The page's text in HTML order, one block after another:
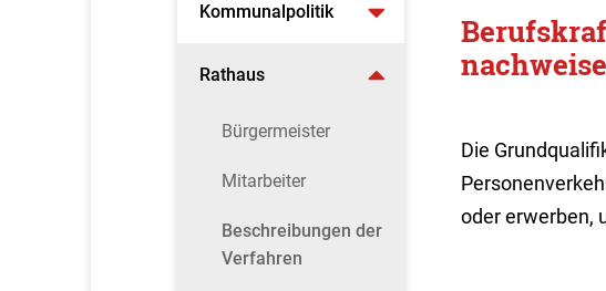
Kommunalpolitik
Rathaus
Bürgermeister
Mitarbeiter
Beschreibungen der
Verfahren
Die
oder erwerben,